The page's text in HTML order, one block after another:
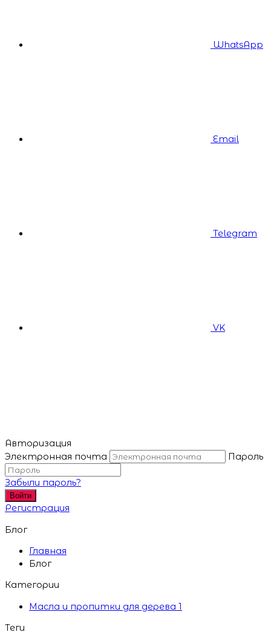
WhatsApp
Email
Telegram
VK
Авторизация
Электронная почта
Пароль
Забыли пароль?
Войти
Регистрация
Блог
Главная
Блог
Категории
Масла и пропитки для дерева 1
Теги